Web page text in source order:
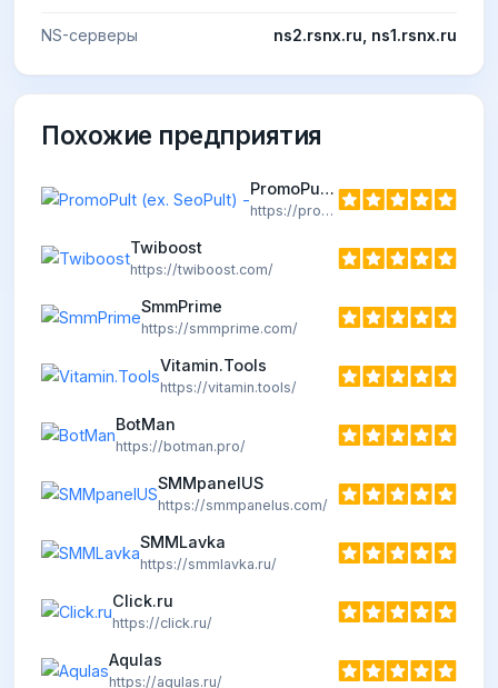
NS-серверы ns2.rsnx.ru, ns1.rsnx.ru
Похожие предприятия
PromoPult (ex. SeoPult) -
https://promopult.ru
Twiboost
https://twiboost.com/
SmmPrime
https://smmprime.com/
Vitamin.Tools
https://vitamin.tools/
BotMan
https://botman.pro/
SMMpanelUS
https://smmpanelus.com/
SMMLavka
https://smmlavka.ru/
Click.ru
https://click.ru/
Aqulas
https://aqulas.ru/